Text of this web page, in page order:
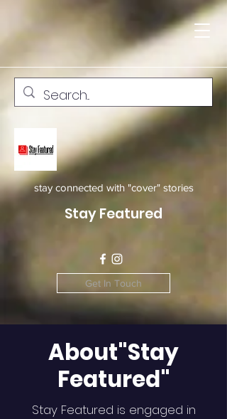
stay connected with "cover" stories
Stay Featured
Get In Touch
About"Stay
Featured"
Stay Featured is engaged in